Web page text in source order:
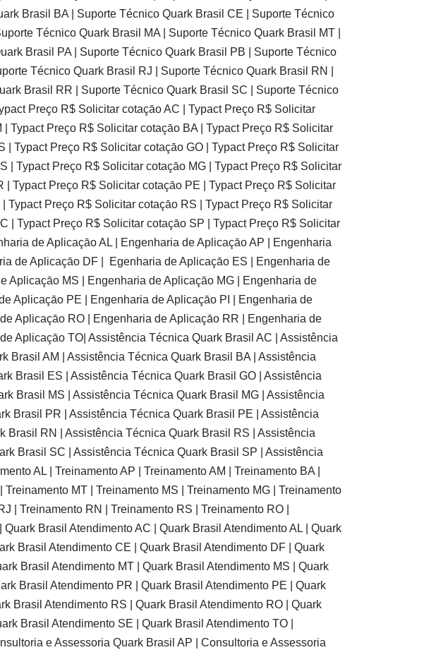
Brasil BA | Suporte Técnico Quark Brasil CE | Suporte Técnico
Técnico Quark Brasil MA | Suporte Técnico Quark Brasil MT |
Brasil PA | Suporte Técnico Quark Brasil PB | Suporte Técnico
Técnico Quark Brasil RJ | Suporte Técnico Quark Brasil RN |
Brasil RR | Suporte Técnico Quark Brasil SC | Suporte Técnico
Preço R$ Solicitar cotaçāo AC | Typact Preço R$ Solicitar
Typact Preço R$ Solicitar cotaçāo BA | Typact Preço R$ Solicitar
Typact Preço R$ Solicitar cotaçāo GO | Typact Preço R$ Solicitar
| Typact Preço R$ Solicitar cotaçāo MG | Typact Preço R$ Solicitar
Typact Preço R$ Solicitar cotaçāo PE | Typact Preço R$ Solicitar
Preço R$ Solicitar cotaçāo RS | Typact Preço R$ Solicitar
| Typact Preço R$ Solicitar cotaçāo SP | Typact Preço R$ Solicitar
de Aplicaçāo AL | Engenharia de Aplicaçāo AP | Engenharia
de Aplicaçāo DF | Egenharia de Aplicaçāo ES | Engenharia de
Aplicaçāo MS | Engenharia de Aplicaçāo MG | Engenharia de
Aplicaçāo PE | Engenharia de Aplicaçāo PI | Engenharia de
Aplicaçāo RO | Engenharia de Aplicaçāo RR | Engenharia de
Aplicaçāo TO| Assistência Técnica Quark Brasil AC | Assistência
Brasil AM | Assistência Técnica Quark Brasil BA | Assistência
Brasil ES | Assistência Técnica Quark Brasil GO | Assistência
Brasil MS | Assistência Técnica Quark Brasil MG | Assistência
Brasil PR | Assistência Técnica Quark Brasil PE | Assistência
RN | Assistência Técnica Quark Brasil RS | Assistência
Brasil SC | Assistência Técnica Quark Brasil SP | Assistência
AL | Treinamento AP | Treinamento AM | Treinamento BA |
MT | Treinamento MS | Treinamento MG | Treinamento
| Treinamento RN | Treinamento RS | Treinamento RO |
Brasil Atendimento AC | Quark Brasil Atendimento AL | Quark
Brasil Atendimento CE | Quark Brasil Atendimento DF | Quark
Brasil Atendimento MT | Quark Brasil Atendimento MS | Quark
Brasil Atendimento PR | Quark Brasil Atendimento PE | Quark
Brasil Atendimento RS | Quark Brasil Atendimento RO | Quark
Brasil Atendimento SE | Quark Brasil Atendimento TO |
e Assessoria Quark Brasil AP | Consultoria e Assessoria